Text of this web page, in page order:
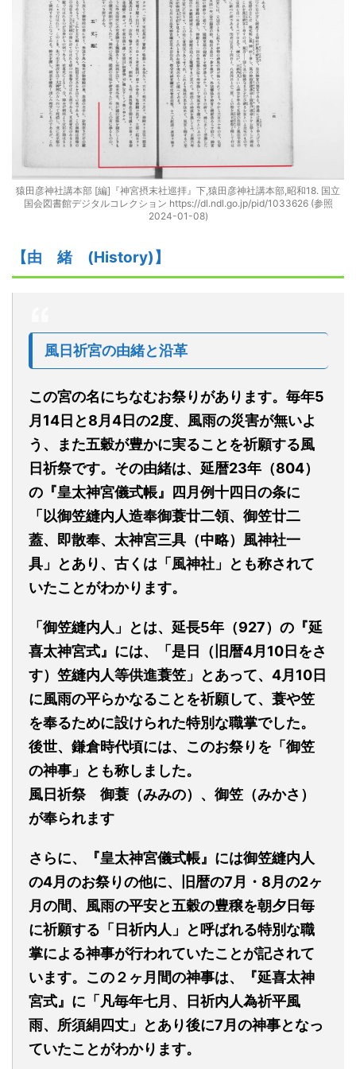
猿田彦神社講本部 [編]『神宮摂末社巡拝』下,猿田彦神社講本部,昭和18. 国立
国会図書館デジタルコレクション https://dl.ndl.go.jp/pid/1033626 (参照
2024-01-08)
【由 緒 (History)】
風日祈宮の由緒と沿革
この宮の名にちなむお祭りがあります。毎年5
月14日と8月4日の2度、風雨の災害が無いよ
う、また五穀が豊かに実ることを祈願する風
日祈祭です。その由緒は、延暦23年（804）
の『皇太神宮儀式帳』四月例十四日の条に
「以御笠縫内人造奉御蓑廿二領、御笠廿二
蓋、即散奉、太神宮三具（中略）風神社一
具」とあり、古くは「風神社」とも称されて
いたことがわかります。
「御笠縫内人」とは、延長5年（927）の『延
喜太神宮式』には、「是日（旧暦4月10日をさ
す）笠縫内人等供進蓑笠」とあって、4月10日
に風雨の平らかなることを祈願して、蓑や笠
を奉るために設けられた特別な職掌でした。
後世、鎌倉時代頃には、このお祭りを「御笠
の神事」とも称しました。
風日祈祭 御蓑（みみの）、御笠（みかさ）
が奉られます
さらに、『皇太神宮儀式帳』には御笠縫内人
の4月のお祭りの他に、旧暦の7月・8月の2ヶ
月の間、風雨の平安と五穀の豊穣を朝夕日毎
に祈願する「日祈内人」と呼ばれる特別な職
掌による神事が行われていたことが記されて
います。この２ヶ月間の神事は、『延喜太神
宮式』に「凡毎年七月、日祈内人為祈平風
雨、所須絹四丈」とあり後に7月の神事となっ
ていたことがわかります。